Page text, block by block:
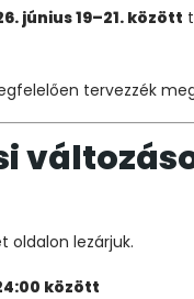
június 19–21. között
tervezzék
oldalon lezárjuk.
között